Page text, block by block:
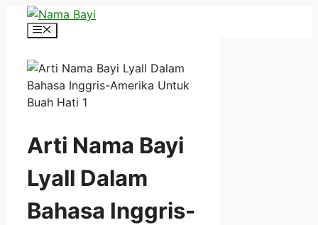
Langsung
Menu
Arti Nama Bayi
Lyall Dalam
Bahasa Inggris-